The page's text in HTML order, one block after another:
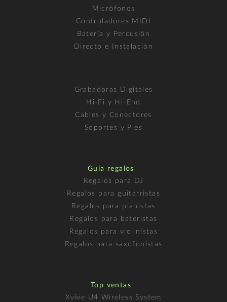
Micrófonos
Controladores MIDI
Batería y Percusión
Directo e Instalación
Grabadoras Digitales
Hi-Fi y Hi-End
Cables y Conectores
Soportes y Pies
Guía regalos
Regalos para DJ
Regalos para guitarristas
Regalos para pianistas
Regalos para bateristas
Regalos para violinistas
Regalos para saxofonistas
Top ventas
Xvive U4 Wireless System